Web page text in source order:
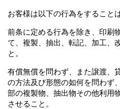
お客様は以下の行為をすること
前条に定める行為を除き、印刷
て、複製、抽出、転記、加工、
と。
有償無償を問わず、また譲渡、
の方法及び形態の如何を問わず
部の複製物、抽出物その他利用
させること。